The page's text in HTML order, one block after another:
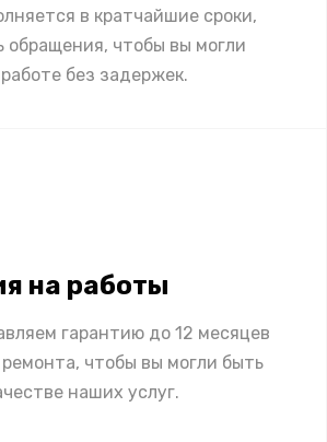
в кратчайшие сроки,
обращения, чтобы вы могли
без задержек.
на работы
гарантию до 12 месяцев
чтобы вы могли быть
наших услуг.